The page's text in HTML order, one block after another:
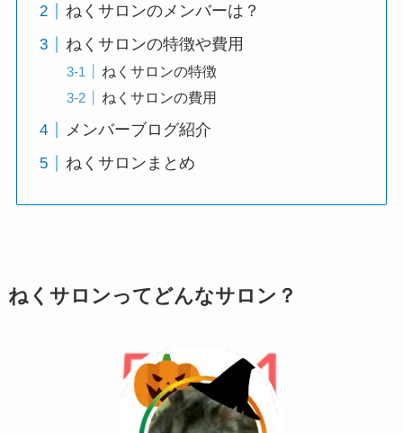
ねくサロンのメンバーは？
ねくサロンの特徴や費用
ねくサロンの特徴
ねくサロンの費用
メンバーブログ紹介
ねくサロンまとめ
ねくサロンってどんなサロン？